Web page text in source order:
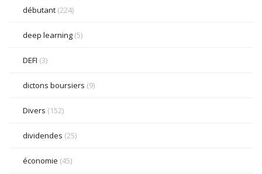
débutant (224)
deep learning (5)
DEFI (3)
dictons boursiers (9)
Divers (152)
dividendes (25)
économie (45)